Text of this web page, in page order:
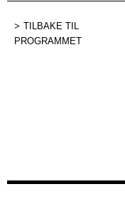
TILBAKE TIL
PROGRAMMET